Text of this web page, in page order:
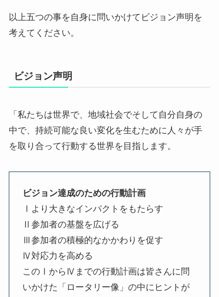
以上五つの事を自身に問いかけてビジョン声明を
考えてください。
ビジョン声明
「私たちは世界で、地域社会でそして自分自身の
中で、持続可能な良い変化を生むために人々が手
を取り合って行動する世界を目指します。
ビジョン達成のための行動計画
Ⅰより大きなインパクトをもたらす
Ⅱ参加者の基盤を広げる
Ⅲ参加者の積極的なかかわりを促す
Ⅳ対応力を高める
このⅠからⅣまでの行動計画は皆さんに問
いかけた「ロータリー像」の中にヒントが